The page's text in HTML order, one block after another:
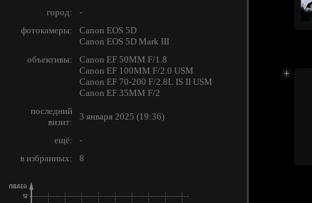
город:
-
фотокамеры:
Canon EOS 5D
Canon EOS 5D Mark III
объективы:
Canon EF 50MM F/1.8
Canon EF 100MM F/2.0 USM
Canon EF 70-200 F/2.8L IS II USM
Canon EF 35MM F/2
последний
визит:
3 января 2025 (19:36)
ещё:
-
в избранных:
8